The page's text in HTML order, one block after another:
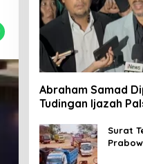
Abraham Samad
Tudingan Ijazah
Surat